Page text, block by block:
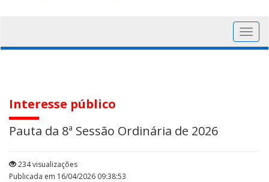
Interesse público
Pauta da 8ª Sessão Ordinária de 2026
234 visualizações
Publicada em 16/04/2026 09:38:53